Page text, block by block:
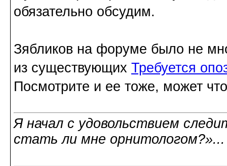
обязательно обсудим.
Зябликов на форуме было не
из существующих Требуется
Посмотрите и ее тоже, может
Я начал с удовольствием
стать ли мне